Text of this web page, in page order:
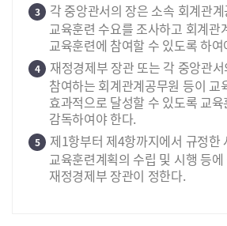
3
각 중앙관서의 장은 소속 회계관
교육훈련 수요를 조사하고 회계관
교육훈련에 참여할 수 있도록 하여
4
재정경제부 장관 또는 각 중앙관
참여하는 회계관계공무원 등이 교
효과적으로 달성할 수 있도록 교육
감독하여야 한다.
5
제1항부터 제4항까지에서 규정한
교육훈련계획의 수립 및 시행 등
재정경제부 장관이 정한다.